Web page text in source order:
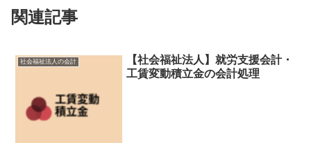
関連記事
社会福祉法人の会計
【社会福祉法人】就労支援会計・
工賃変動積立金の会計処理